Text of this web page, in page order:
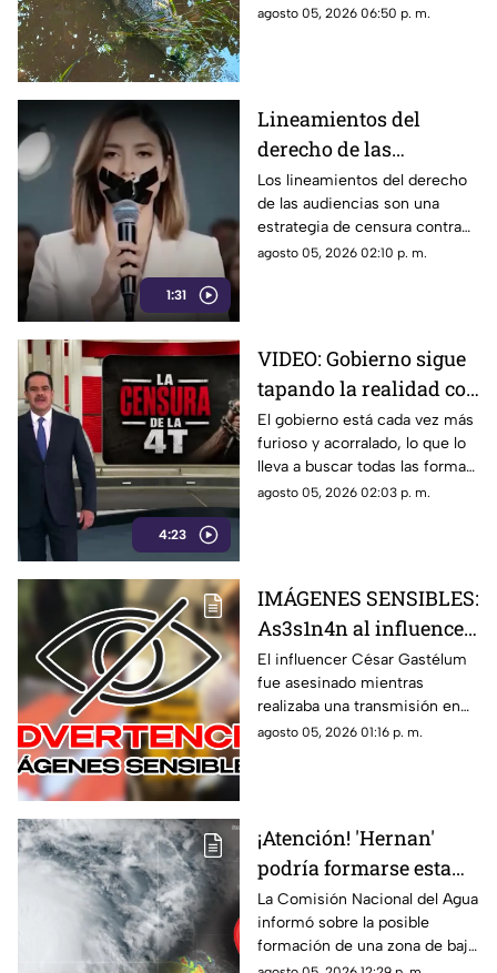
de la Zona Hotelera de Cancún.
agosto 05, 2026 06:50 p. m.
1:31
Lineamientos del
derecho de las
audiencias: una
estrategia de censura
contra la ciudadanía en
México (VIDEO)
Los lineamientos del derecho
de las audiencias son una
estrategia de censura contra
los ciudadanos. Buscan evitar
quién contestarán.
agosto 05, 2026 02:10 p. m.
4:23
VIDEO: Gobierno sigue
tapando la realidad con
mentiras; busca la
forma de callar a sus
opositores
El gobierno está cada vez más
furioso y acorralado, lo que lo
lleva a buscar todas las formas
posibles de callar a sus
del Rocha con el narco, las
extorsiones o el cobro de piso.
agosto 05, 2026 02:03 p. m.
IMÁGENES SENSIBLES:
As3s1n4n al influencer
César Gastélum
mientras realizaba una
transmisión en vivo;
esto se sabe
El influencer César Gastélum
fue asesinado mientras
realizaba una transmisión en
vivo en sus redes sociales.
agosto 05, 2026 01:16 p. m.
¡Atención! 'Hernan'
podría formarse esta
semana; ¿cuál es la
ubicación del potencial
ciclón tropical?
La Comisión Nacional del Agua
informó sobre la posible
formación de una zona de baja